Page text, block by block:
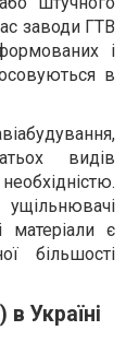
заводи ГТВ
і
в
видів
матеріали є
більшості
Україні